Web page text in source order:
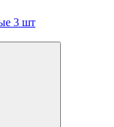
3 шт